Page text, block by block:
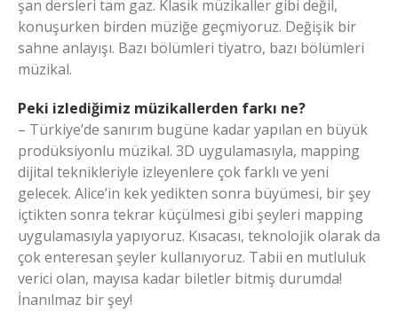
şan dersleri tam gaz. Klasik müzikaller gibi değil,
konuşurken birden müziğe geçmiyoruz. Değişik bir
sahne anlayışı. Bazı bölümleri tiyatro, bazı bölümleri
müzikal.
Peki izlediğimiz müzikallerden farkı ne?
– Türkiye’de sanırım bugüne kadar yapılan en büyük
prodüksiyonlu müzikal. 3D uygulamasıyla, mapping
dijital teknikleriyle izleyenlere çok farklı ve yeni
gelecek. Alice’in kek yedikten sonra büyümesi, bir şey
içtikten sonra tekrar küçülmesi gibi şeyleri mapping
uygulamasıyla yapıyoruz. Kısacası, teknolojik olarak da
çok enteresan şeyler kullanıyoruz. Tabii en mutluluk
verici olan, mayısa kadar biletler bitmiş durumda!
İnanılmaz bir şey!